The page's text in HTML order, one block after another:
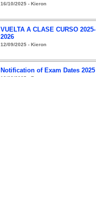
16/10/2025 - Kieron
VUELTA A CLASE CURSO 2025-
2026
12/09/2025 - Kieron
Notification of Exam Dates 2025
13/03/2025 - Fran